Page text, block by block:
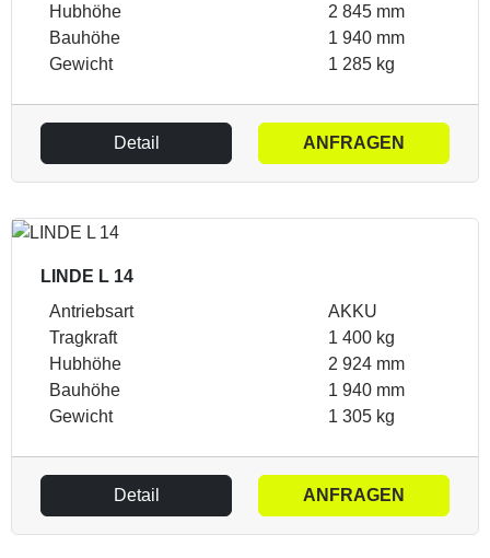
Hubhöhe
2 845 mm
Bauhöhe
1 940 mm
Gewicht
1 285 kg
Detail ANFRAGEN
LINDE L 14
Antriebsart
AKKU
Tragkraft
1 400 kg
Hubhöhe
2 924 mm
Bauhöhe
1 940 mm
Gewicht
1 305 kg
Detail ANFRAGEN